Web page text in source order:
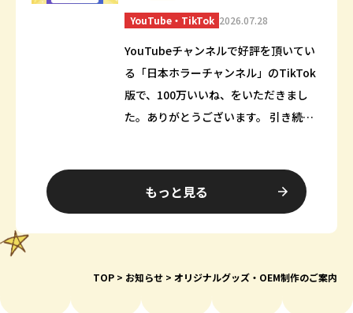
YouTube・TikTok 2026.07.28
YouTubeチャンネルで好評を頂いてい
る「日本ホラーチャンネル」のTikTok
版で、100万いいね、をいただきまし
た。ありがとうございます。 引き続き
もっと見る
TOP お知らせ オリジナルグッズ・OEM制作のご案内